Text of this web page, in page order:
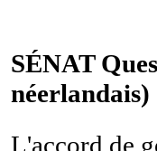
SÉNAT
néerlandais)
L'accord de